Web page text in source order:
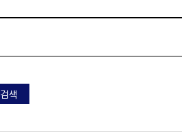
검색